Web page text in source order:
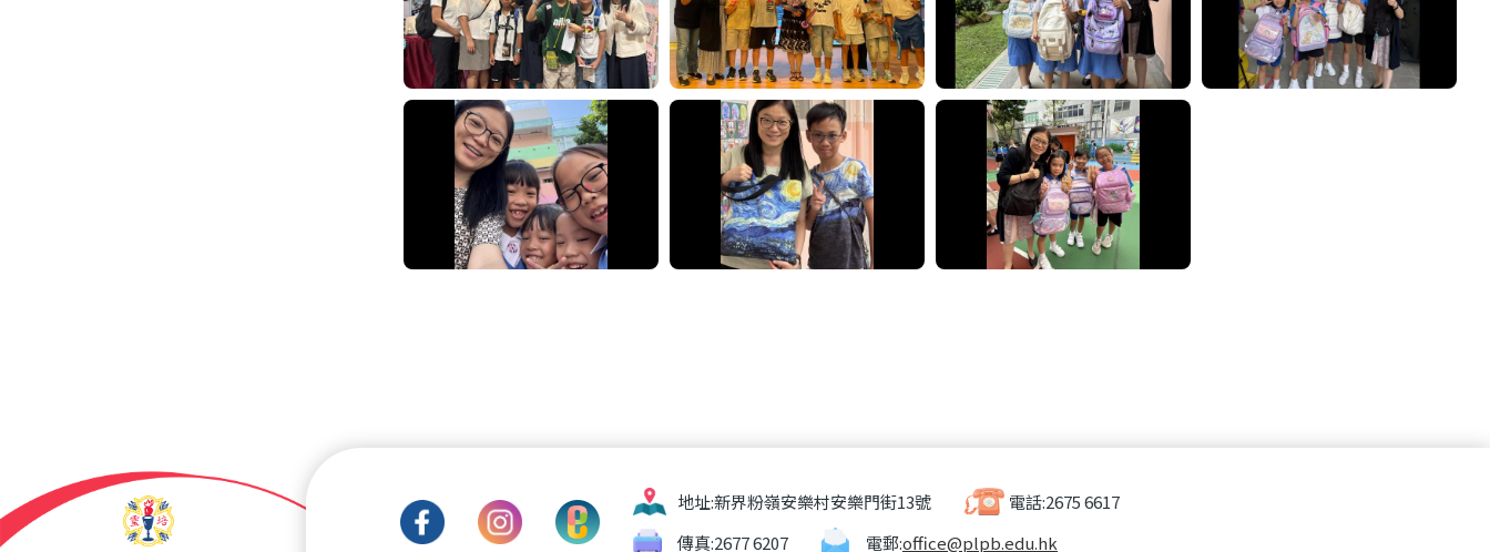
地址:新界粉嶺安樂村安樂門街13號 電話:2675 6617
傳真:2677 6207 電郵:office@plpb.edu.hk